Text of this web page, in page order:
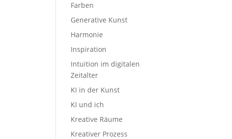
Farben
Generative Kunst
Harmonie
Inspiration
Intuition im digitalen
Zeitalter
KI in der Kunst
KI und ich
Kreative Räume
Kreativer Prozess